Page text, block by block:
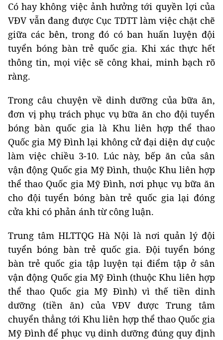
Có hay không việc ảnh hưởng tới quyền lợi của
VĐV vẫn đang được Cục TDTT làm việc chặt chẽ
giữa các bên, trong đó có ban huấn luyện đội
tuyển bóng bàn trẻ quốc gia. Khi xác thực hết
thông tin, mọi việc sẽ công khai, minh bạch rõ
ràng.
Trong câu chuyện về dinh dưỡng của bữa ăn,
đơn vị phụ trách phục vụ bữa ăn cho đội tuyển
bóng bàn quốc gia là Khu liên hợp thể thao
Quốc gia Mỹ Đình lại không cử đại diện dự cuộc
làm việc chiều 3-10. Lúc này, bếp ăn của sân
vận động Quốc gia Mỹ Đình, thuộc Khu liên hợp
thể thao Quốc gia Mỹ Đình, nơi phục vụ bữa ăn
cho đội tuyển bóng bàn trẻ quốc gia lại đóng
cửa khi có phản ánh từ công luận.
Trung tâm HLTTQG Hà Nội là nơi quản lý đội
tuyển bóng bàn trẻ quốc gia. Đội tuyển bóng
bàn trẻ quốc gia tập luyện tại điểm tập ở sân
vận động Quốc gia Mỹ Đình (thuộc Khu liên hợp
thể thao Quốc gia Mỹ Đình) vì thế tiền dinh
dưỡng (tiền ăn) của VĐV được Trung tâm
chuyển thẳng tới Khu liên hợp thể thao Quốc gia
Mỹ Đình để phục vụ dinh dưỡng đúng quy định